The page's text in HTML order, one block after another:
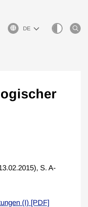
Sprachauswahl
S. A-
(I) [PDF]